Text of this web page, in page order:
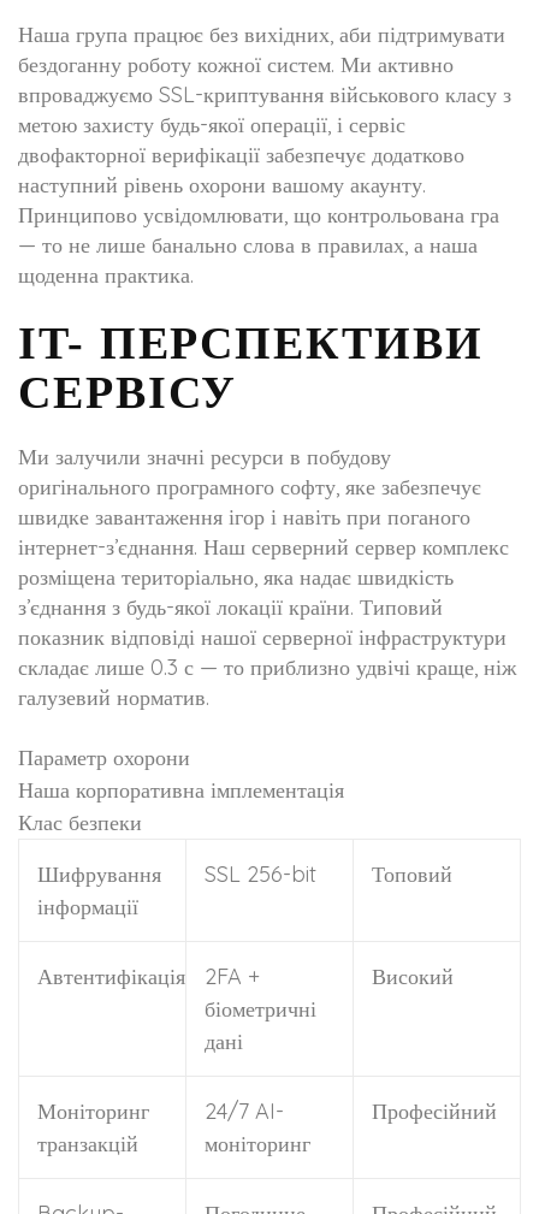
Наша група працює без вихідних, аби підтримувати
бездоганну роботу кожної систем. Ми активно
впроваджуємо SSL-криптування військового класу з
метою захисту будь-якої операції, і сервіс
двофакторної верифікації забезпечує додатково
наступний рівень охорони вашому акаунту.
Принципово усвідомлювати, що контрольована гра
— то не лише банально слова в правилах, а наша
щоденна практика.
IT- ПЕРСПЕКТИВИ
СЕРВІСУ
Ми залучили значні ресурси в побудову
оригінального програмного софту, яке забезпечує
швидке завантаження ігор і навіть при поганого
інтернет-з’єднання. Наш серверний сервер комплекс
розміщена територіально, яка надає швидкість
з’єднання з будь-якої локації країни. Типовий
показник відповіді нашої серверної інфраструктури
складає лише 0.3 с — то приблизно удвічі краще, ніж
галузевий норматив.
Параметр охорони
Наша корпоративна імплементація
Клас безпеки
Шифрування
інформації
SSL 256-bit Топовий
Автентифікація
2FA +
біометричні
дані
Високий
Моніторинг
транзакцій
24/7 AI-
моніторинг
Професійний